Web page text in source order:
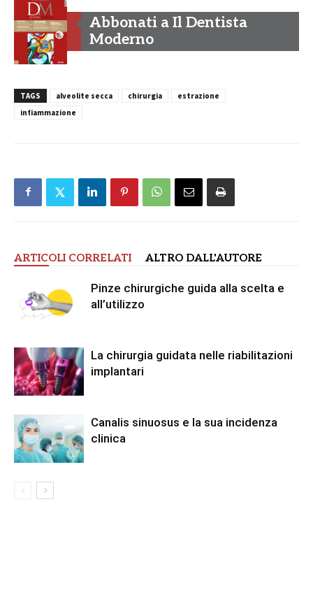
Abbonati a Il Dentista
Moderno
TAGS alveolite secca chirurgia
estrazione
infiammazione
ARTICOLI CORRELATI ALTRO DALL'AUTORE
Pinze chirurgiche guida alla scelta e
all’utilizzo
La chirurgia guidata nelle riabilitazioni
implantari
Canalis sinuosus e la sua incidenza
clinica